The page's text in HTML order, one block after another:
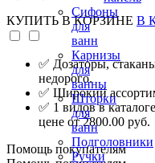
Сифоны
для
ванн
Карнизы
для
ванны
Шторки
для
ванн
Подголовники
Ручки
КУПИТЬ В КОРЗИНЕ В
✅ Дозаторы,
недорого.
✅ Широкий
✅ 1 видов в
цене от 2800.00 руб.
Помощь покупателям